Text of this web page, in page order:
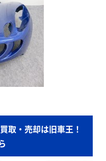
取・売却は旧車王！